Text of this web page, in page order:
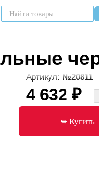
Артикул: №20811
4 632 ₽